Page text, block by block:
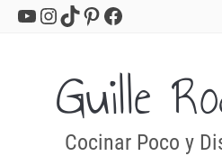
YouTube
Instagram
TikTok
Pinterest
Facebook
Guille
Cocinar Poco y